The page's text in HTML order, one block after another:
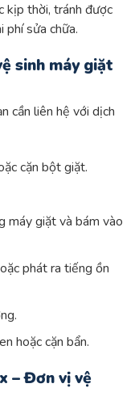
kịp thời, tránh được
phí sửa chữa.
sinh máy giặt
cần liên hệ với dịch
cặn bột giặt.
máy giặt và bám vào
phát ra tiếng ồn
hoặc cặn bẩn.
– Đơn vị vệ